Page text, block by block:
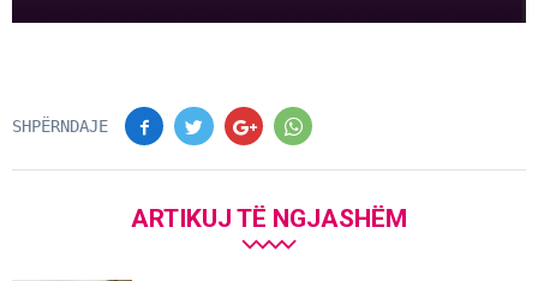
SHPËRNDAJE
ARTIKUJ TË NGJASHËM